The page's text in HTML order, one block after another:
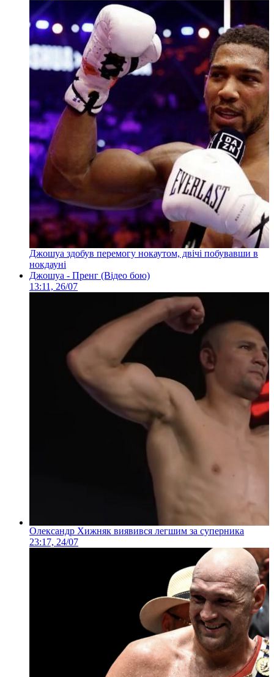
Джошуа здобув перемогу нокаутом, двічі побувавши в
нокдауні
Джошуа - Пренг (Відео бою)
13:11, 26/07
Олександр Хижняк виявився легшим за суперника
23:17, 24/07